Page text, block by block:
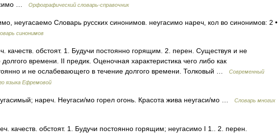
… Орфографический словарь-справочник
неугасаемо Словарь русских синонимов. неугасимо нареч, кол во синонимов: 2 •
синонимов
качеств. обстоят. 1. Будучи постоянно горящим. 2. перен. Существуя и не
времени. II предик. Оценочная характеристика чего либо как
и не ослабевающего в течение долгого времени. Толковый …
Современный
языка Ефремовой
нареч. Неугаси/мо горел огонь. Красота жива неугаси/мо …
Словарь многих
качеств. обстоят. 1. Будучи постоянно горящим; неугасимо I 1.. 2. перен.